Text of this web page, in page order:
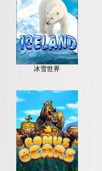
冰雪世界